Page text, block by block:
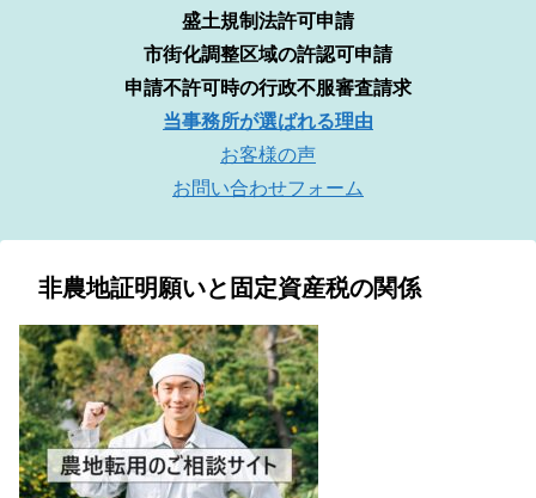
盛土規制法許可申請
市街化調整区域の許認可申請
申請不許可時の行政不服審査請求
当事務所が選ばれる理由
お客様の声
お問い合わせフォーム
非農地証明願いと固定資産税の関係